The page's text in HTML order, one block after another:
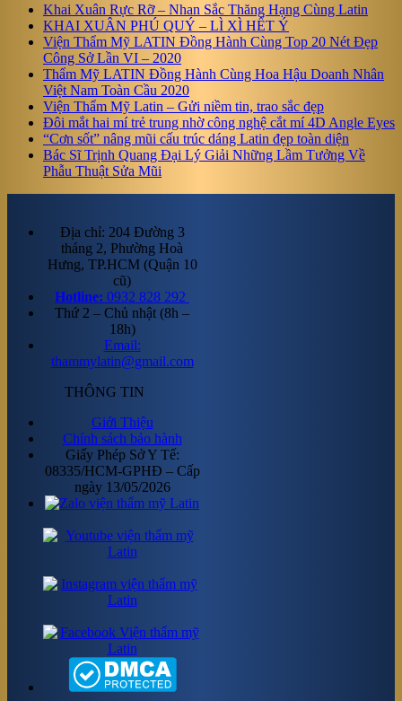
Khai Xuân Rực Rỡ – Nhan Sắc Thăng Hạng Cùng Latin
KHAI XUÂN PHÚ QUÝ – LÌ XÌ HẾT Ý
Viện Thẩm Mỹ LATIN Đồng Hành Cùng Top 20 Nét Đẹp
Công Sở Lần VI – 2020
Thẩm Mỹ LATIN Đồng Hành Cùng Hoa Hậu Doanh Nhân
Việt Nam Toàn Cầu 2020
Viện Thẩm Mỹ Latin – Gửi niềm tin, trao sắc đẹp
Đôi mắt hai mí trẻ trung nhờ công nghệ cắt mí 4D Angle Eyes
“Cơn sốt” nâng mũi cấu trúc dáng Latin đẹp toàn diện
Bác Sĩ Trịnh Quang Đại Lý Giải Những Lầm Tưởng Về
Phẫu Thuật Sửa Mũi
Địa chỉ: 204 Đường 3
tháng 2, Phường Hoà
Hưng, TP.HCM (Quận 10
cũ)
Hotline: 0932 828 292
Thứ 2 – Chủ nhật (8h –
18h)
Email:
thammylatin@gmail.com
THÔNG TIN
Giới Thiệu
Chính sách bảo hành
Giấy Phép Sở Y Tế:
08335/HCM-GPHĐ – Cấp
ngày 13/05/2026